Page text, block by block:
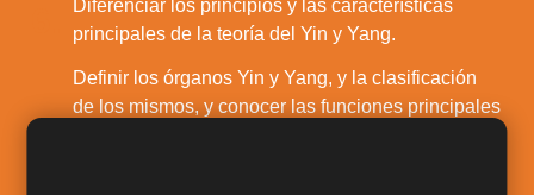
Diferenciar los principios y las características
principales de la teoría del Yin y Yang.
7.
Definir los órganos Yin y Yang, y la clasificación
de los mismos, y conocer las funciones principales